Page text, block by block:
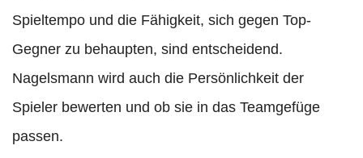
Spieltempo und die Fähigkeit, sich gegen Top-
Gegner zu behaupten, sind entscheidend.
Nagelsmann wird auch die Persönlichkeit der
Spieler bewerten und ob sie in das Teamgefüge
passen.